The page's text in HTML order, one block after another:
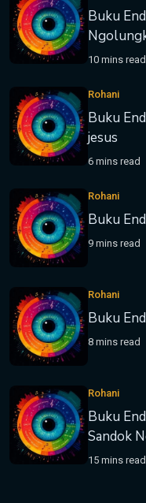
Buku
10 mins read
Rohani
Buku
jesus
6 mins read
Rohani
Buku
9 mins read
Rohani
Buku
8 mins read
Rohani
Buku
Sandok
15 mins read